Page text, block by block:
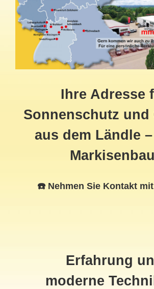
Ihre Adresse
Sonnenschutz und
aus dem Ländle
☎️ Nehmen Sie Kontakt
Erfahrung
moderne